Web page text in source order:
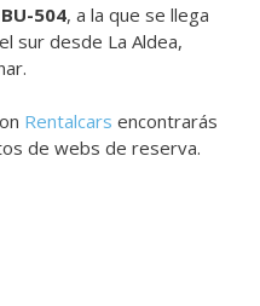
504, a la que se llega
sur desde La Aldea,
Rentalcars encontrarás
de webs de reserva.